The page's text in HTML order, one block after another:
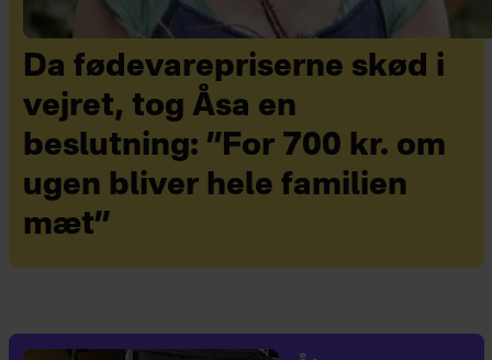
Da fødevarepriserne skød i
vejret, tog Åsa en
beslutning: ”For 700 kr. om
ugen bliver hele familien
mæt”